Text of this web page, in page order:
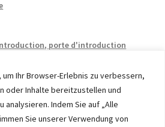
Ihr Browser-Erlebnis zu verbessern,
oder Inhalte bereitzustellen und
analysieren. Indem Sie auf „Alle
Sie unserer Verwendung von
porte d'introduction